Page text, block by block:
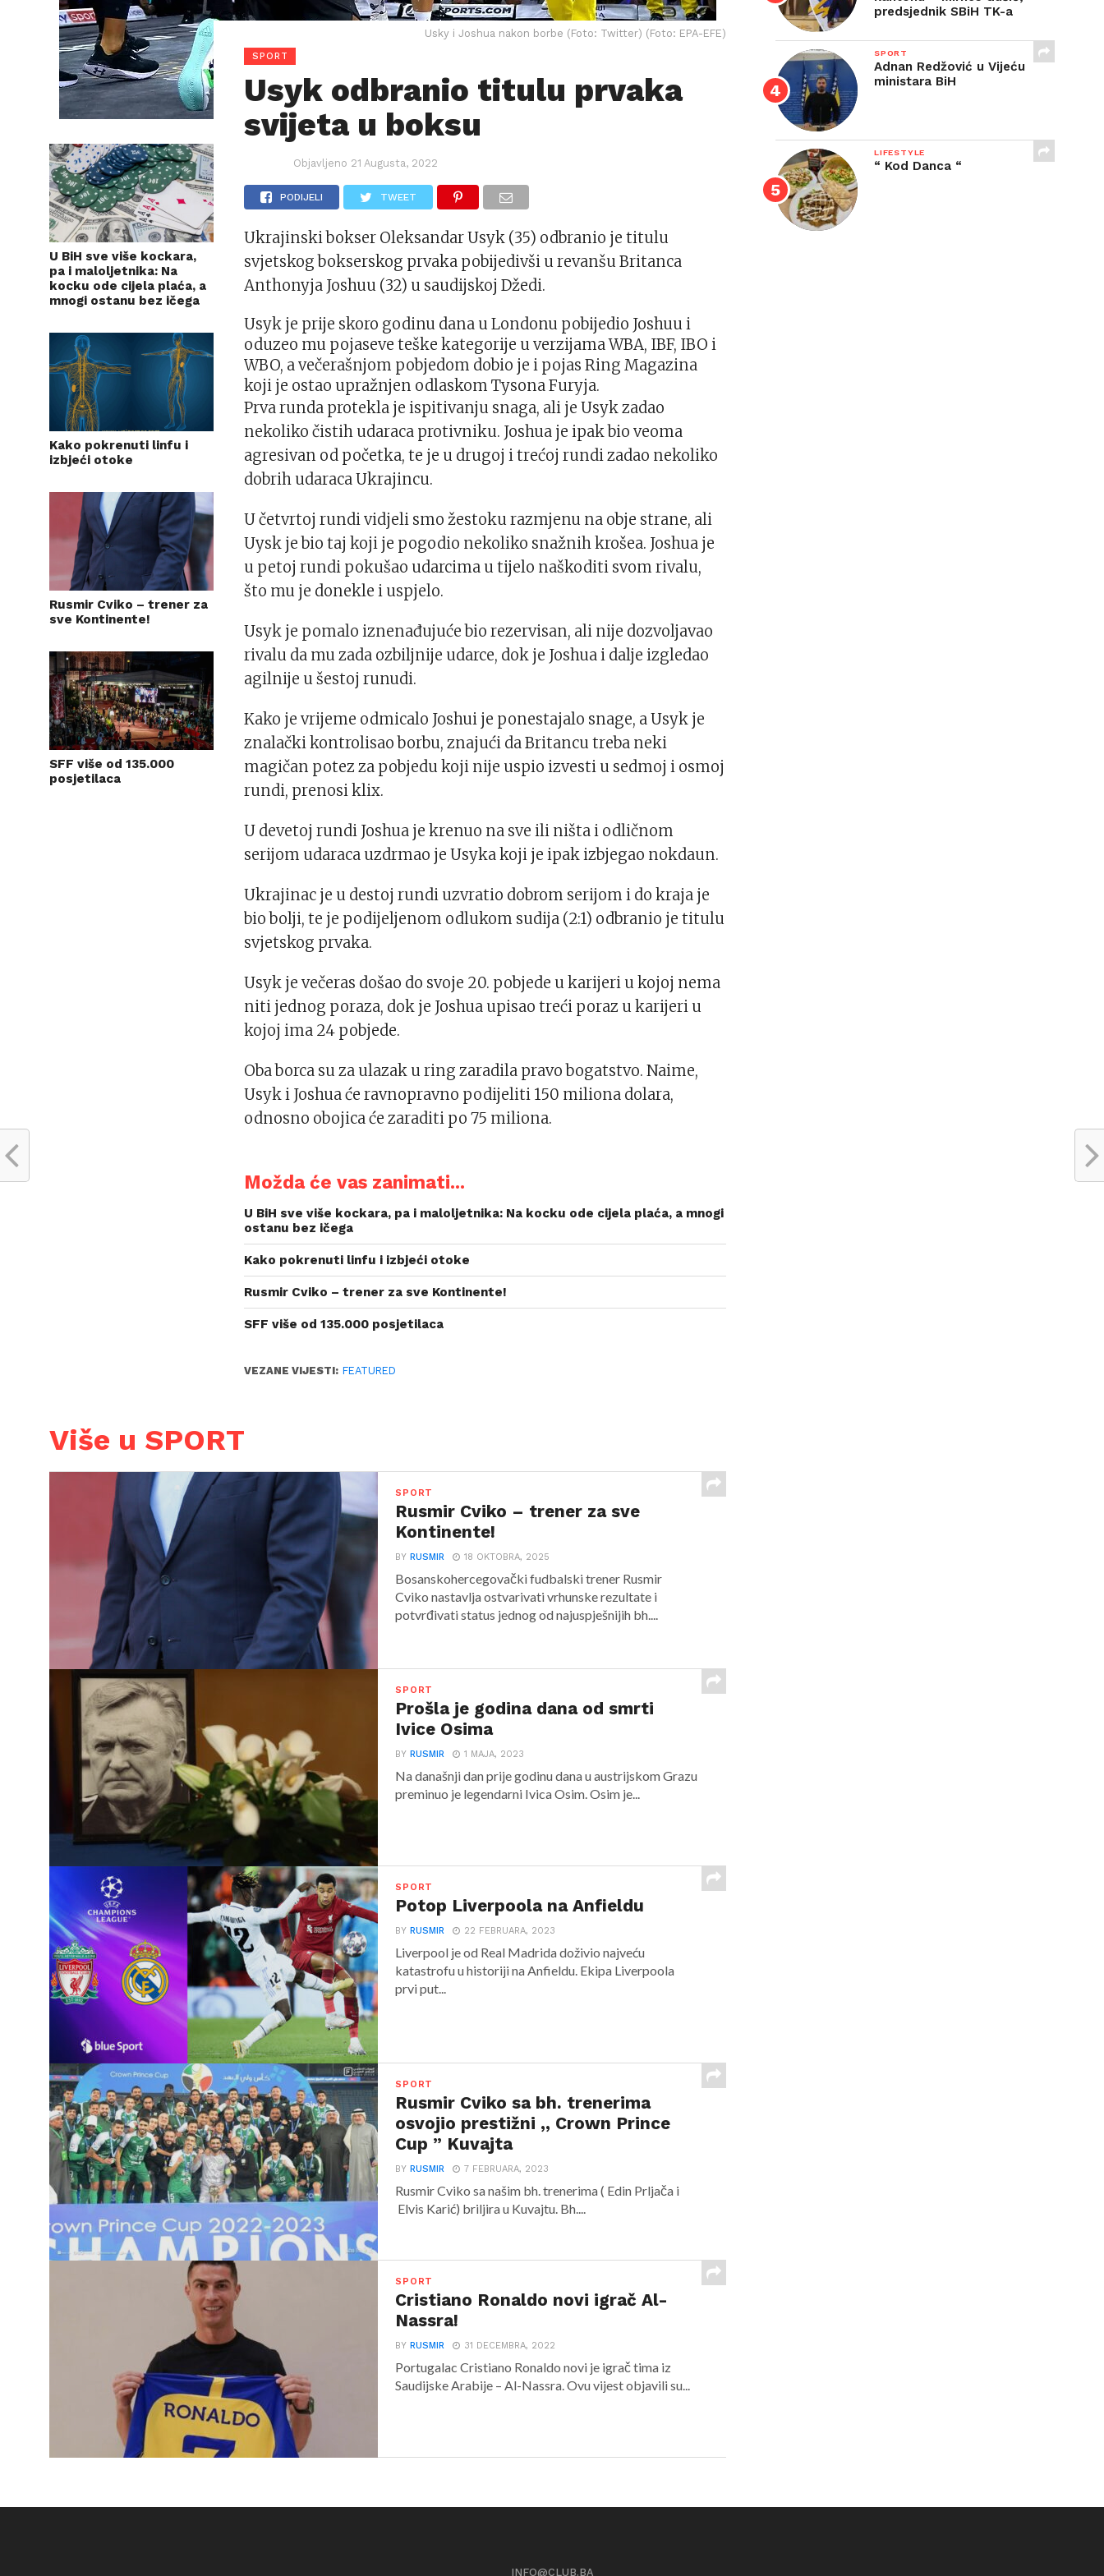
U BiH sve više kockara,
pa i maloljetnika: Na
kocku ode cijela plaća, a
mnogi ostanu bez ičega
Kako pokrenuti linfu i
izbjeći otoke
Rusmir Cviko – trener za
sve Kontinente!
SFF više od 135.000
posjetilaca
Usky i Joshua nakon borbe (Foto: Twitter) (Foto: EPA-EFE)
SPORT
Usyk odbranio titulu prvaka
svijeta u boksu
Objavljeno 21 Augusta, 2022
PODIJELI TWEET
Ukrajinski bokser Oleksandar Usyk (35) odbranio je titulu
svjetskog bokserskog prvaka pobijedivši u revanšu Britanca
Anthonyja Joshuu (32) u saudijskoj Džedi.
Usyk je prije skoro godinu dana u Londonu pobijedio Joshuu i
oduzeo mu pojaseve teške kategorije u verzijama WBA, IBF, IBO i
WBO, a večerašnjom pobjedom dobio je i pojas Ring Magazina
koji je ostao upražnjen odlaskom Tysona Furyja.
Prva runda protekla je ispitivanju snaga, ali je Usyk zadao
nekoliko čistih udaraca protivniku. Joshua je ipak bio veoma
agresivan od početka, te je u drugoj i trećoj rundi zadao nekoliko
dobrih udaraca Ukrajincu.
U četvrtoj rundi vidjeli smo žestoku razmjenu na obje strane, ali
Uysk je bio taj koji je pogodio nekoliko snažnih krošea. Joshua je
u petoj rundi pokušao udarcima u tijelo naškoditi svom rivalu,
što mu je donekle i uspjelo.
Usyk je pomalo iznenađujuće bio rezervisan, ali nije dozvoljavao
rivalu da mu zada ozbiljnije udarce, dok je Joshua i dalje izgledao
agilnije u šestoj runudi.
Kako je vrijeme odmicalo Joshui je ponestajalo snage, a Usyk je
znalački kontrolisao borbu, znajući da Britancu treba neki
magičan potez za pobjedu koji nije uspio izvesti u sedmoj i osmoj
rundi, prenosi klix.
U devetoj rundi Joshua je krenuo na sve ili ništa i odličnom
serijom udaraca uzdrmao je Usyka koji je ipak izbjegao nokdaun.
Ukrajinac je u destoj rundi uzvratio dobrom serijom i do kraja je
bio bolji, te je podijeljenom odlukom sudija (2:1) odbranio je titulu
svjetskog prvaka.
Usyk je večeras došao do svoje 20. pobjede u karijeri u kojoj nema
niti jednog poraza, dok je Joshua upisao treći poraz u karijeri u
kojoj ima 24 pobjede.
Oba borca su za ulazak u ring zaradila pravo bogatstvo. Naime,
Usyk i Joshua će ravnopravno podijeliti 150 miliona dolara,
odnosno obojica će zaraditi po 75 miliona.
Možda će vas zanimati...
U BiH sve više kockara, pa i maloljetnika: Na kocku ode cijela plaća, a mnogi
ostanu bez ičega
Kako pokrenuti linfu i izbjeći otoke
Rusmir Cviko – trener za sve Kontinente!
SFF više od 135.000 posjetilaca
VEZANE VIJESTI: FEATURED
Više u SPORT
SPORT
Rusmir Cviko – trener za sve
Kontinente!
BYRUSMIR 18 OKTOBRA, 2025
Bosanskohercegovački fudbalski trener Rusmir
Cviko nastavlja ostvarivati vrhunske rezultate i
potvrđivati status jednog od najuspješnijih bh....
SPORT
Prošla je godina dana od smrti
Ivice Osima
BYRUSMIR 1 MAJA, 2023
Na današnji dan prije godinu dana u austrijskom Grazu
preminuo je legendarni Ivica Osim. Osim je...
SPORT
Potop Liverpoola na Anfieldu
BYRUSMIR 22 FEBRUARA, 2023
Liverpool je od Real Madrida doživio najveću
katastrofu u historiji na Anfieldu. Ekipa Liverpoola
prvi put...
SPORT
Rusmir Cviko sa bh. trenerima
osvojio prestižni ,, Crown Prince
Cup ” Kuvajta
BYRUSMIR 7 FEBRUARA, 2023
Rusmir Cviko sa našim bh. trenerima ( Edin Prljača i
Elvis Karić) briljira u Kuvajtu. Bh....
SPORT
Cristiano Ronaldo novi igrač Al-
Nassra!
BYRUSMIR 31 DECEMBRA, 2022
Portugalac Cristiano Ronaldo novi je igrač tima iz
Saudijske Arabije – Al-Nassra. Ovu vijest objavili su...
predsjednik SBiH TK-a
SPORT
Adnan Redžović u Vijeću
ministara BiH
LIFESTYLE
“ Kod Danca “
INFO@CLUB.BA